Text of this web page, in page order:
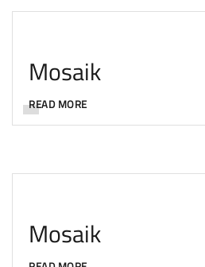
Mosaik
READ MORE
Mosaik